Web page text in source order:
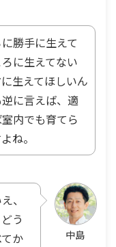
勝手に生えて
に生えてない
生えてほしいん
に言えば、適
内でも育てら
ね。
中島
、
う
か